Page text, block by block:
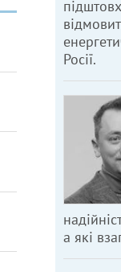
Росії.
а які